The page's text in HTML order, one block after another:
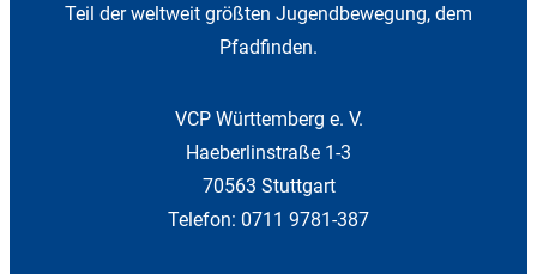
Teil der weltweit größten Jugendbewegung, dem
Pfadfinden.
VCP Württemberg e. V.
Haeberlinstraße 1-3
70563 Stuttgart
Telefon: 0711 9781-387